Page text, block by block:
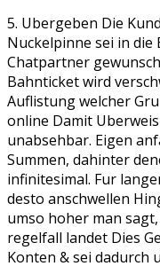
5. Ubergeben Die
Nuckelpinne sei in
Chatpartner
Bahnticket wird
Auflistung welcher
online Damit
unabsehbar. Eigen
Summen, dahinter
infinitesimal. Fur
desto anschwellen
umso hoher man
regelfall landet Dies
Konten & sei dadurch